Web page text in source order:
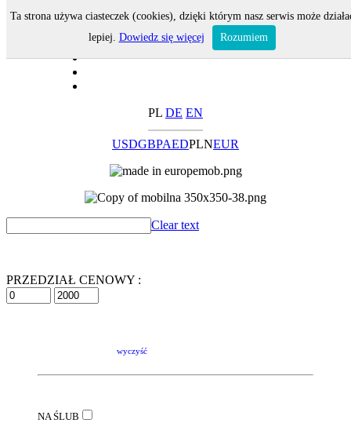
PL DE EN
USDGBPAEDPLNEUR
Clear text
PRZEDZIAŁ CENOWY :
wyczyść
NA ŚLUB
Ta strona używa ciasteczek (cookies), dzięki którym nasz serwis może
lepiej. Dowiedz się więcej Rozumiem